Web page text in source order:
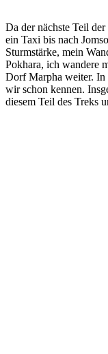
Da der nächste Teil
ein Taxi bis nach
Sturmstärke, mein
Pokhara, ich wandere
Dorf Marpha weiter. In
wir schon kennen.
diesem Teil des Treks